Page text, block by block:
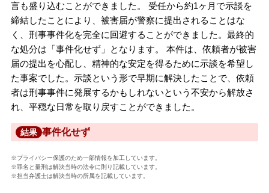
言も盛り込むことができました。 受任から約1ヶ月で示談を
締結したことにより、被害届が警察に提出されることはな
く、刑事事件化を完全に回避することができました。最終的
な処分は「事件化せず」となります。 本件は、依頼者が被害
届の提出を心配し、精神的な安定を得るために示談を希望し
た事案でした。示談という形で早期に解決したことで、依頼
者は刑事事件に発展するかもしれないという不安から解放さ
れ、平穏な日常を取り戻すことができました。
結果 事件化せず
※プライバシー保護のため一部情報を加工しています。
※罪名と量刑は解決当時の法令に則り記載しています。
※担当弁護士は解決当時の所属を記載しています。